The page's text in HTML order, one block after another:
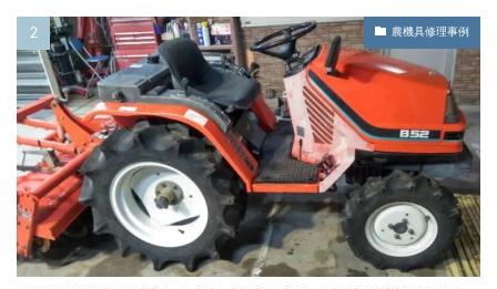
農機具修理事例